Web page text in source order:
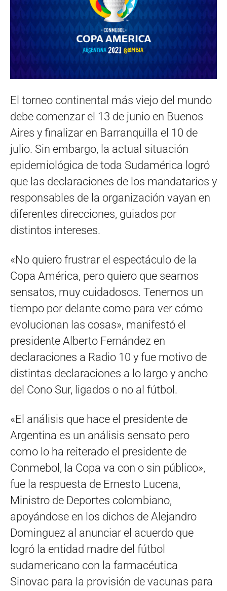
El torneo continental más viejo del mundo
debe comenzar el 13 de junio en Buenos
Aires y finalizar en Barranquilla el 10 de
julio. Sin embargo, la actual situación
epidemiológica de toda Sudamérica logró
que las declaraciones de los mandatarios y
responsables de la organización vayan en
diferentes direcciones, guiados por
distintos intereses.
«No quiero frustrar el espectáculo de la
Copa América, pero quiero que seamos
sensatos, muy cuidadosos. Tenemos un
tiempo por delante como para ver cómo
evolucionan las cosas», manifestó el
presidente Alberto Fernández en
declaraciones a Radio 10 y fue motivo de
distintas declaraciones a lo largo y ancho
del Cono Sur, ligados o no al fútbol.
«El análisis que hace el presidente de
Argentina es un análisis sensato pero
como lo ha reiterado el presidente de
Conmebol, la Copa va con o sin público»,
fue la respuesta de Ernesto Lucena,
Ministro de Deportes colombiano,
apoyándose en los dichos de Alejandro
Dominguez al anunciar el acuerdo que
logró la entidad madre del fútbol
sudamericano con la farmacéutica
Sinovac para la provisión de vacunas para